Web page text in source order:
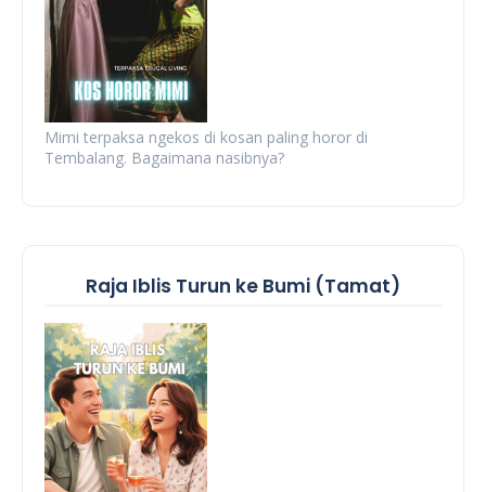
Mimi terpaksa ngekos di kosan paling horor di
Tembalang. Bagaimana nasibnya?
Raja Iblis Turun ke Bumi (Tamat)